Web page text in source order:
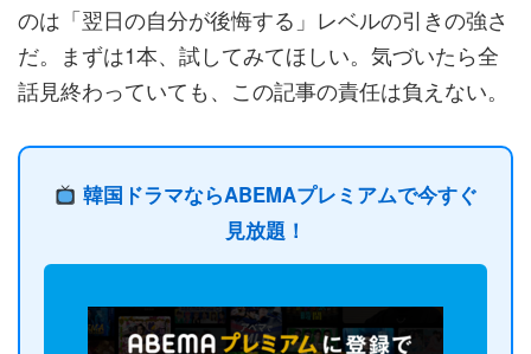
のは「翌日の自分が後悔する」レベルの引きの強さ
だ。まずは1本、試してみてほしい。気づいたら全
話見終わっていても、この記事の責任は負えない。
韓国ドラマならABEMAプレミアムで今すぐ
見放題！